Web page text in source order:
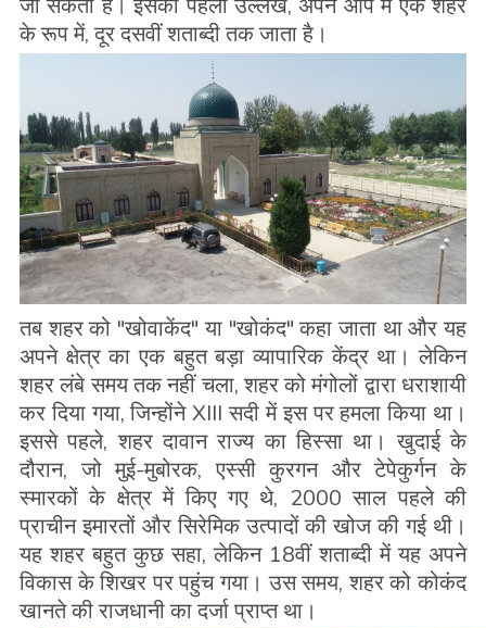
के रूप में, दूर दसवीं शताब्दी तक जाता है।
तब शहर को "खोवाकेंद" या "खोकंद" कहा जाता था और यह
अपने क्षेत्र का एक बहुत बड़ा व्यापारिक केंद्र था। लेकिन
शहर लंबे समय तक नहीं चला, शहर को मंगोलों द्वारा धराशायी
कर दिया गया, जिन्होंने XIII सदी में इस पर हमला किया था।
इससे पहले, शहर दावान राज्य का हिस्सा था। खुदाई के
दौरान, जो मुई-मुबोरक, एस्सी कुरगन और टेपेकुर्गन के
स्मारकों के क्षेत्र में किए गए थे, 2000 साल पहले की
प्राचीन इमारतों और सिरेमिक उत्पादों की खोज की गई थी।
यह शहर बहुत कुछ सहा, लेकिन 18वीं शताब्दी में यह अपने
विकास के शिखर पर पहुंच गया। उस समय, शहर को कोकंद
खानते की राजधानी का दर्जा प्राप्त था।